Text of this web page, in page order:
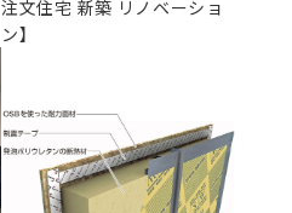
注文住宅 新築 リノベーショ
ン】